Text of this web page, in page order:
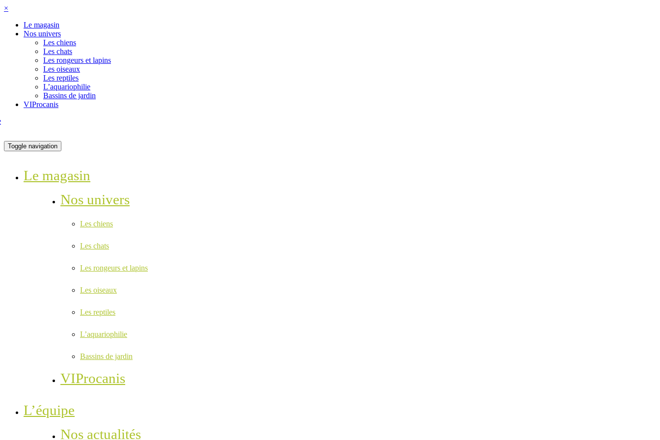
×
Le magasin
Nos univers
Les chiens
Les chats
Les rongeurs et lapins
Les oiseaux
Les reptiles
L’aquariophilie
Bassins de jardin
VIProcanis
Toggle navigation
Le magasin
Nos univers
Les chiens
Les chats
Les rongeurs et lapins
Les oiseaux
Les reptiles
L’aquariophilie
Bassins de jardin
VIProcanis
L’équipe
Nos actualités